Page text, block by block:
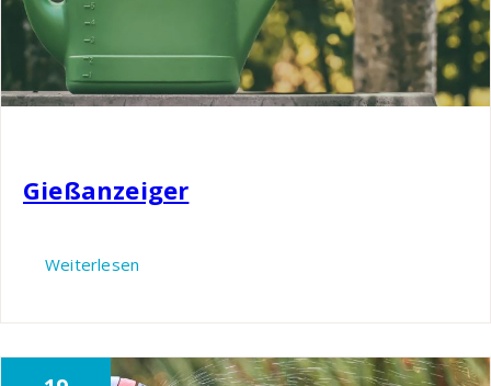
Gießanzeiger
Weiterlesen